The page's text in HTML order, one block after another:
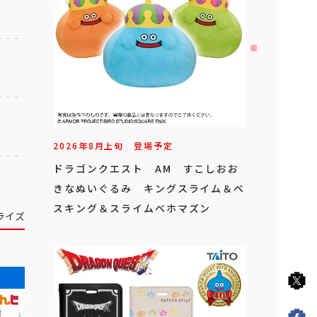
イズ
2026年8月上旬 登場予定
ドラゴンクエスト AM すこしおお
きなぬいぐるみ キングスライム＆ベ
スキング＆スライムベホマズン